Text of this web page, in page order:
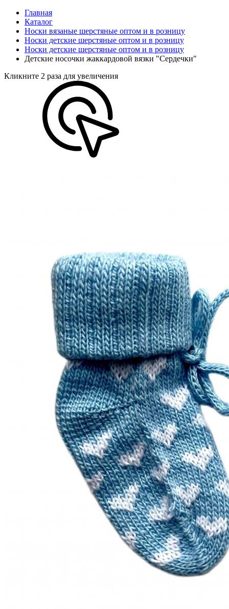
Главная
Каталог
Носки вязаные шерстяные оптом и в розницу
Носки детские шерстяные оптом и в розницу
Носки детские шерстяные оптом и в розницу
Детские носочки жаккардовой вязки "Сердечки"
Кликните 2 раза для увеличения